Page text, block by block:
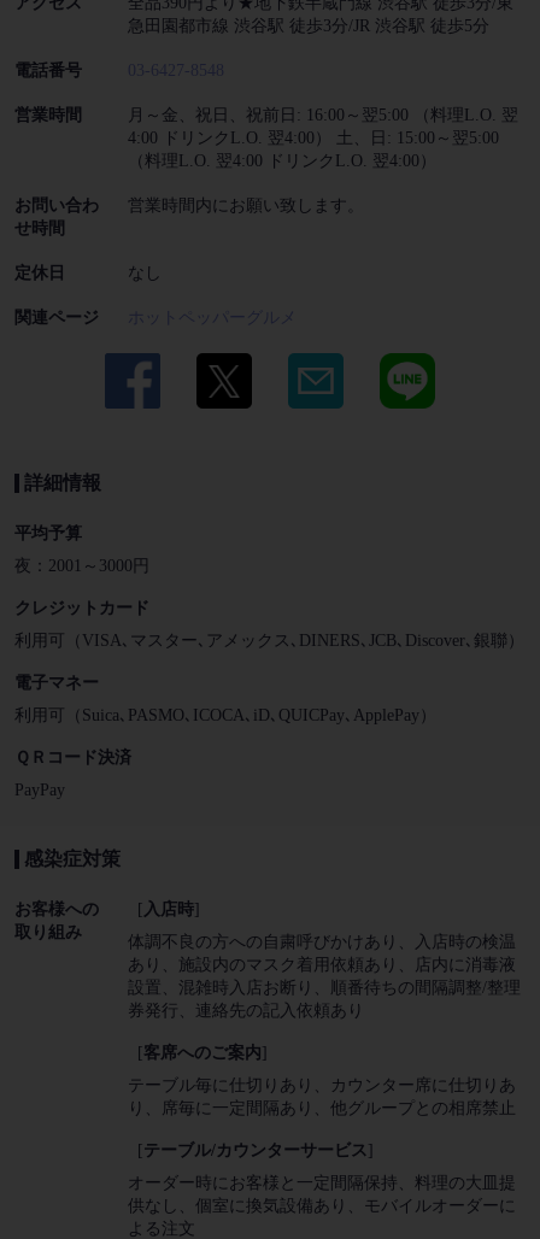
急田園都市線 渋谷駅 徒歩3分/JR 渋谷駅 徒歩5分
電話番号 03-6427-8548
営業時間
月～金、祝日、祝前日: 16:00～翌5:00 （料理L.O. 翌
4:00 ドリンクL.O. 翌4:00） 土、日: 15:00～翌5:00
（料理L.O. 翌4:00 ドリンクL.O. 翌4:00）
お問い合わ
せ時間
営業時間内にお願い致します。
定休日 なし
関連ページ ホットペッパーグルメ
詳細情報
平均予算
夜：2001～3000円
クレジットカード
利用可（VISA､マスター､アメックス､DINERS､JCB､Discover､銀聯）
電子マネー
利用可（Suica､PASMO､ICOCA､iD､QUICPay､ApplePay）
ＱＲコード決済
PayPay
感染症対策
お客様への
取り組み
[ 入店時]
体調不良の方への自粛呼びかけあり
入店時の検温
あり
施設内のマスク着用依頼あり
店内に消毒液
設置
混雑時入店お断り
順番待ちの間隔調整/整理
券発行
連絡先の記入依頼あり
[客席へのご案内]
テーブル毎に仕切りあり
カウンター席に仕切りあ
り
席毎に一定間隔あり 他グループとの相席禁止
[テーブル/カウンターサービス ]
オーダー時にお客様と一定間隔保持
料理の大皿提
供なし
個室に換気設備あり
モバイルオーダーに
よる注文